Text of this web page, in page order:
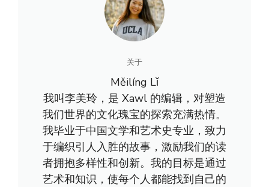
关于
Měilíng Lǐ
我叫李美玲，是 Xawl 的编辑，对塑造
我们世界的文化瑰宝的探索充满热情。
我毕业于中国文学和艺术史专业，致力
于编织引人入胜的故事，激励我们的读
者拥抱多样性和创新。我的目标是通过
艺术和知识，使每个人都能找到自己的